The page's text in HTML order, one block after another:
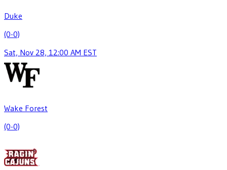
Duke
(0-0)
Sat, Nov 28, 12:00 AM EST
Wake Forest
(0-0)